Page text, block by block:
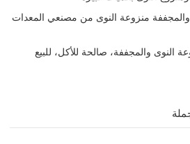
والمجففة منزوعة النوى من مصنعي المعدات
النوى والمجففة، صالحة للأكل، للبيع